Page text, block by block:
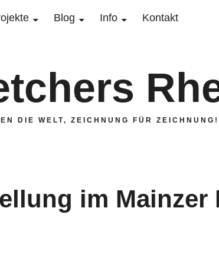
Blog Info Kontakt
DIE WELT, ZEICHNUNG FÜR ZEICHNUNG!
im Mainzer